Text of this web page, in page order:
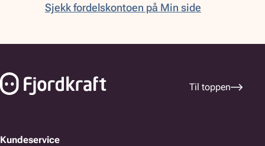
Sjekk fordelskontoen på Min side
Til toppen
Kundeservice